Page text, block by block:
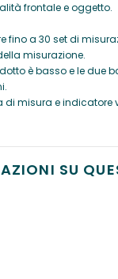
frontale e oggetto.
fino a 30 set di
misurazione.
è basso e le due
misura e indicatore
SU